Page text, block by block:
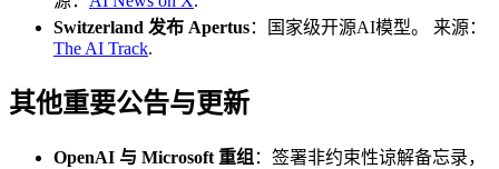
Switzerland 发布 Apertus：国家级开源AI模型。 来源：
The AI Track.
其他重要公告与更新
OpenAI 与 Microsoft 重组 ：签署非约束性谅解备忘录，